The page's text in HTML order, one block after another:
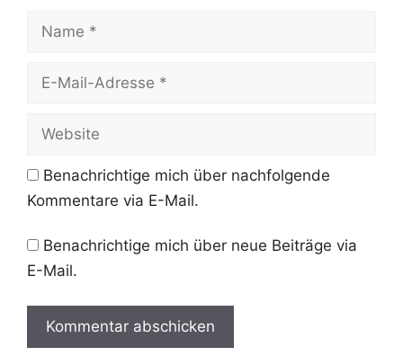
Mail-
Benachrichtige mich über nachfolgende
Kommentare via E-Mail.
Benachrichtige mich über neue Beiträge via
E-Mail.